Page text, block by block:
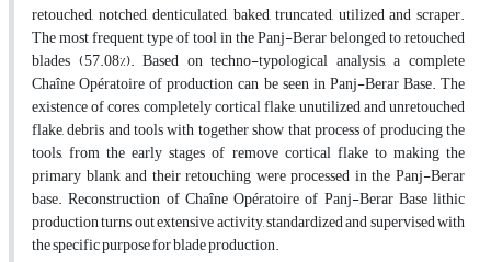
retouched, notched, denticulated, baked, truncated, utilized and scraper.
The most frequent type of tool in the Panj-Berar belonged to retouched
blades (57.08%). Based on techno-typological analysis, a complete
Chaîne Opératoire of production can be seen in Panj-Berar Base. The
existence of cores, completely cortical flake, unutilized and unretouched
flake, debris and tools with together show that process of producing the
tools, from the early stages of remove cortical flake to making the
primary blank and their retouching were processed in the Panj-Berar
base. Reconstruction of Chaîne Opératoire of Panj-Berar Base lithic
production turns out extensive activity, standardized and supervised with
the specific purpose for blade production.